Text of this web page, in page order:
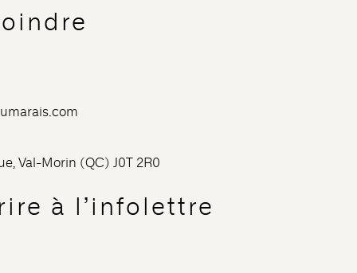
Val-Morin (QC) J0T 2R0
à l’infolettre